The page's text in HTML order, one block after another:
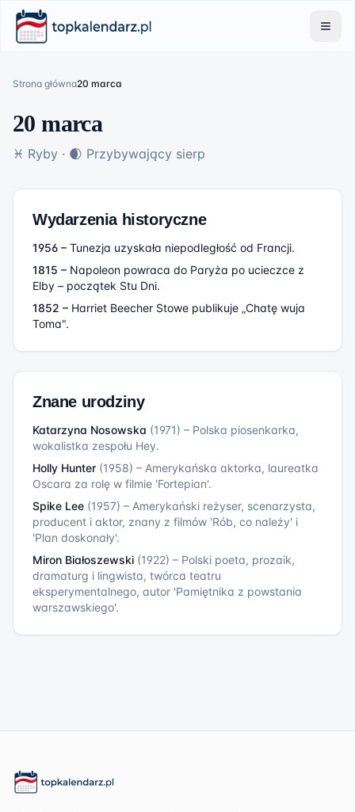
Strona główna20 marca
20 marca
♓ Ryby · 🌒 Przybywający sierp
Wydarzenia historyczne
1956 – Tunezja uzyskała niepodległość od Francji.
1815 – Napoleon powraca do Paryża po ucieczce z
Elby – początek Stu Dni.
1852 – Harriet Beecher Stowe publikuje „Chatę wuja
Toma".
Znane urodziny
Katarzyna Nosowska (1971) – Polska piosenkarka,
wokalistka zespołu Hey.
Holly Hunter (1958) – Amerykańska aktorka, laureatka
Oscara za rolę w filmie 'Fortepian'.
Spike Lee (1957) – Amerykański reżyser, scenarzysta,
producent i aktor, znany z filmów 'Rób, co należy' i
'Plan doskonały'.
Miron Białoszewski (1922) – Polski poeta, prozaik,
dramaturg i lingwista, twórca teatru
eksperymentalnego, autor 'Pamiętnika z powstania
warszawskiego'.